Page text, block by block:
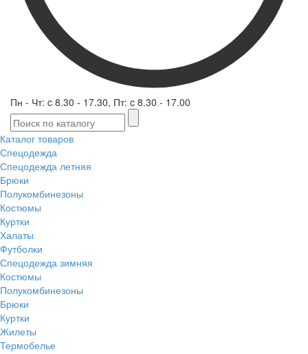
Пн - Чт: c 8.30 - 17.30, Пт: c 8.30 - 17.00
Каталог товаров
Спецодежда
Спецодежда летняя
Брюки
Полукомбинезоны
Костюмы
Куртки
Халаты
Футболки
Спецодежда зимняя
Костюмы
Полукомбинезоны
Брюки
Куртки
Жилеты
Термобелье